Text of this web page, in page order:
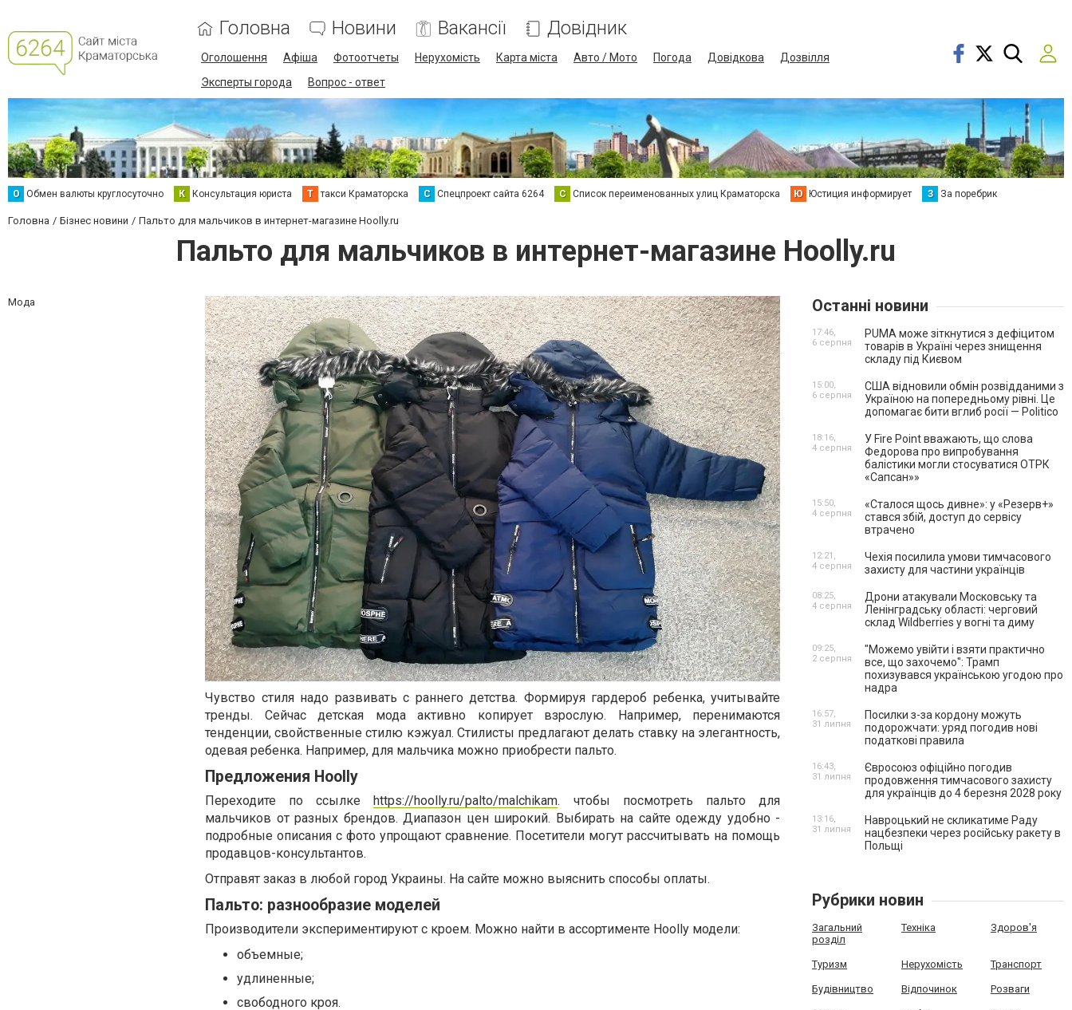
Головна Новини Вакансії Довідник
Оголошення Афіша Фотоотчеты Нерухомість Карта міста Авто / Мото Погода Довідкова
Дозвілля
Эксперты города
Вопрос - ответ
О Обмен валюты круглосуточно К Консультация юриста Т такси Краматорска С Спецпроект сайта 6264 С Список переименованных улиц Краматорска Ю Юстиция информирует З За поребрик
Головна Бізнес новини Пальто для мальчиков в интернет-магазине Hoolly.ru
Пальто для мальчиков в интернет-магазине Hoolly.ru
Мода
Чувство стиля надо развивать с раннего детства. Формируя гардероб ребенка, учитывайте
тренды. Сейчас детская мода активно копирует взрослую. Например, перенимаются
тенденции, свойственные стилю кэжуал. Стилисты предлагают делать ставку на элегантность,
одевая ребенка. Например, для мальчика можно приобрести пальто.
Предложения Hoolly
Переходите по ссылкеhttps://hoolly.ru/palto/malchikam. чтобы посмотреть пальто для
мальчиков от разных брендов. Диапазон цен широкий. Выбирать на сайте одежду удобно -
подробные описания с фото упрощают сравнение. Посетители могут рассчитывать на помощь
продавцов-консультантов.
Отправят заказ в любой город Украины. На сайте можно выяснить способы оплаты.
Пальто: разнообразие моделей
Производители экспериментируют с кроем. Можно найти в ассортименте Hoolly модели:
объемные;
удлиненные;
свободного кроя.
Останні новини
PUMA може зіткнутися з дефіцитом
товарів в Україні через знищення
складу під Києвом
17:46,
6 серпня
США відновили обмін розвідданими з
Україною на попередньому рівні. Це
допомагає бити вглиб росії — Politico
15:00,
6 серпня
У Fire Point вважають, що слова
Федорова про випробування
балістики могли стосуватися ОТРК
«Сапсан»»
18:16,
4 серпня
«Сталося щось дивне»: у «Резерв+»
стався збій, доступ до сервісу
втрачено
15:50,
4 серпня
Чехія посилила умови тимчасового
захисту для частини українців
12:21,
4 серпня
Дрони атакували Московську та
Ленінградську області: черговий
склад Wildberries у вогні та диму
08:25,
4 серпня
"Можемо увійти і взяти практично
все, що захочемо": Трамп
похизувався українською угодою про
надра
09:25,
2 серпня
Посилки з-за кордону можуть
подорожчати: уряд погодив нові
податкові правила
16:57,
31 липня
Євросоюз офіційно погодив
продовження тимчасового захисту
для українців до 4 березня 2028 року
16:43,
31 липня
Навроцький не скликатиме Раду
нацбезпеки через російську ракету в
Польщі
13:16,
31 липня
Рубрики новин
Загальний
розділ
Техніка Здоров'я
Туризм Нерухомість Транспорт
Будівництво Відпочинок Розваги